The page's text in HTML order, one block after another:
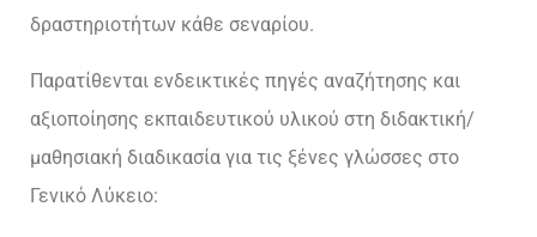
δραστηριοτήτων κάθε σεναρίου.
Παρατίθενται ενδεικτικές πηγές αναζήτησης και
αξιοποίησης εκπαιδευτικού υλικού στη διδακτική/
μαθησιακή διαδικασία για τις ξένες γλώσσες στο
Γενικό Λύκειο: